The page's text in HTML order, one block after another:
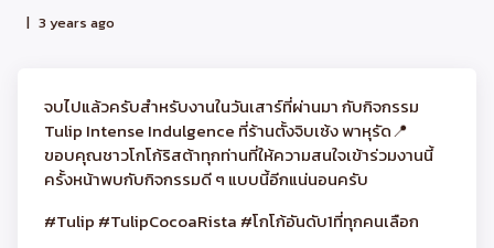
| 3 years ago
จบไปแล้วครับสำหรับงานในวันเสาร์ที่ผ่านมา กับกิจกรรม
Tulip Intense Indulgence ที่ร้านตั้งจิบเซ้ง พาหุรัด📍
ขอบคุณชาวโกโก้ริสต้าทุกท่านที่ให้ความสนใจเข้าร่วมงานนี้
ครั้งหน้าพบกับกิจกรรมดี ๆ แบบนี้อีกแน่นอนครับ
#Tulip #TulipCocoaRista #โกโก้อันดับ1ที่ทุกคนเลือก